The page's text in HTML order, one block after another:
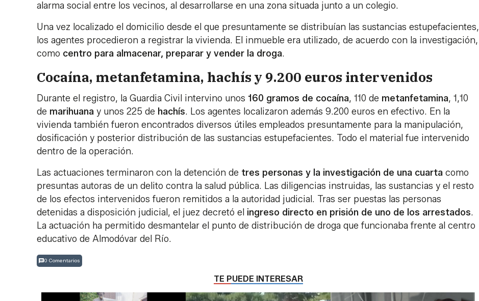
alarma social entre los vecinos, al desarrollarse en una zona situada junto a un colegio.
Una vez localizado el domicilio desde el que presuntamente se distribuían las sustancias estupefacientes,
los agentes procedieron a registrar la vivienda. El inmueble era utilizado, de acuerdo con la investigación,
como centro para almacenar, preparar y vender la droga.
Cocaína, metanfetamina, hachís y 9.200 euros intervenidos
Durante el registro, la Guardia Civil intervino unos 160 gramos de cocaína, 110 de metanfetamina, 1,10
de marihuana y unos 225 de hachís. Los agentes localizaron además 9.200 euros en efectivo. En la
vivienda también fueron encontrados diversos útiles empleados presuntamente para la manipulación,
dosificación y posterior distribución de las sustancias estupefacientes. Todo el material fue intervenido
dentro de la operación.
Las actuaciones terminaron con la detención de tres personas y la investigación de una cuarta como
presuntas autoras de un delito contra la salud pública. Las diligencias instruidas, las sustancias y el resto
de los efectos intervenidos fueron remitidos a la autoridad judicial. Tras ser puestas las personas
detenidas a disposición judicial, el juez decretó el ingreso directo en prisión de uno de los arrestados.
La actuación ha permitido desmantelar el punto de distribución de droga que funcionaba frente al centro
educativo de Almodóvar del Río.
0 Comentarios
TE PUEDE INTERESAR